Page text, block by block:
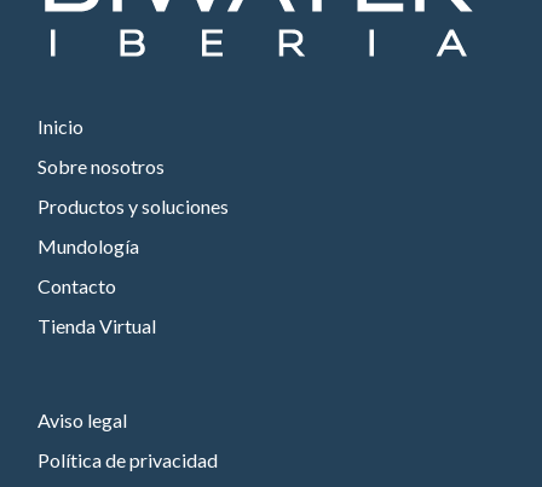
Inicio
Sobre nosotros
Productos y soluciones
Mundología
Contacto
Tienda Virtual
Aviso legal
Política de privacidad